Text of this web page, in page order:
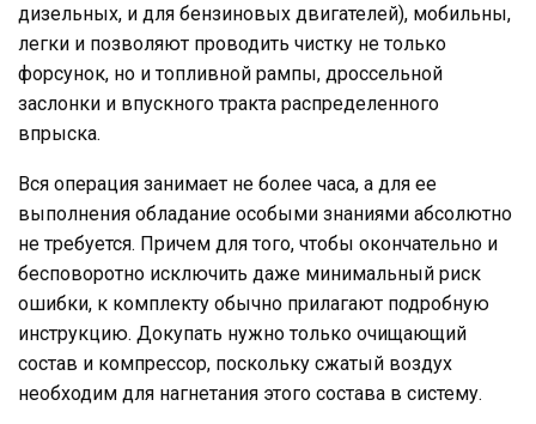
дизельных, и для бензиновых двигателей), мобильны,
легки и позволяют проводить чистку не только
форсунок, но и топливной рампы, дроссельной
заслонки и впускного тракта распределенного
впрыска.
Вся операция занимает не более часа, а для ее
выполнения обладание особыми знаниями абсолютно
не требуется. Причем для того, чтобы окончательно и
бесповоротно исключить даже минимальный риск
ошибки, к комплекту обычно прилагают подробную
инструкцию. Докупать нужно только очищающий
состав и компрессор, поскольку сжатый воздух
необходим для нагнетания этого состава в систему.